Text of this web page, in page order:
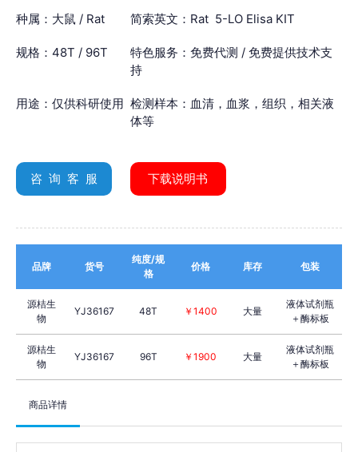
种属：大鼠 / Rat 简索英文：Rat 5-LO Elisa KIT
规格：48T / 96T
特色服务：免费代测 / 免费提供技术支
持
用途：仅供科研使用 检测样本：血清，血浆，组织，相关液
体等
咨 询 客 服 下载说明书
品牌 货号
纯度/规
格
价格 库存 包装
源桔生
物
YJ36167 48T ￥1400 大量
液体试剂瓶
＋酶标板
源桔生
物
YJ36167 96T ￥1900 大量
液体试剂瓶
＋酶标板
商品详情